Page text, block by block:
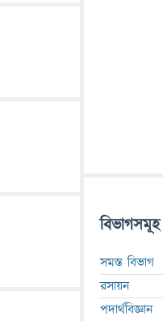
বিভাগসমূহ
সমস্ত বিভাগ
রসায়ন
পদার্থবিজ্ঞান